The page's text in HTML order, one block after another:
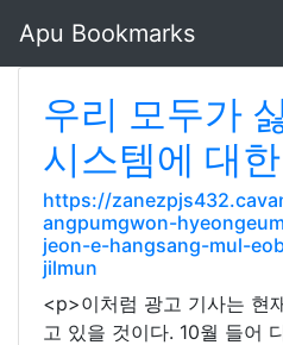
Apu Bookmarks
우리 모두가
시스템에 대
https://
angpumgwon-
jeon-e-hangsang-mul-
jilmun
<p>이처럼 광고 기사는 현
고 있을 것이다. 10월 들어